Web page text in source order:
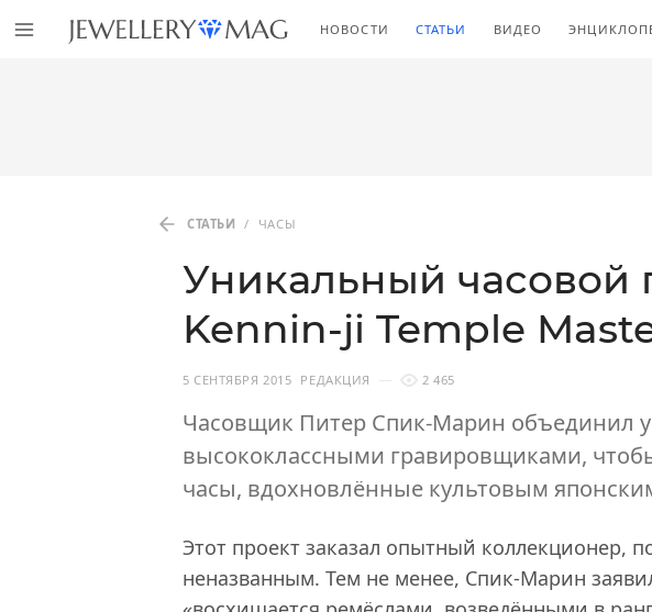
НОВОСТИ СТАТЬИ ВИДЕО
СТАТЬИ / ЧАСЫ
Уникальный часовой
Kennin-ji Temple
5 СЕНТЯБРЯ 2015 РЕДАКЦИЯ 2 465
Часовщик Питер Спик-Марин объединил
высококлассными гравировщиками,
часы, вдохновлённые культовым
Этот проект заказал опытный коллекционер,
неназванным. Тем не менее, Спик-Марин